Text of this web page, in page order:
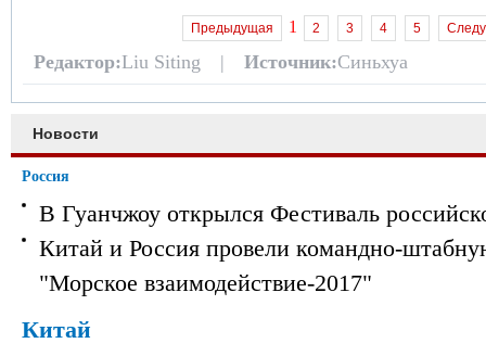
Предыдущая 1 2 3 4 5
Редактор:Liu Siting | Источник:Синьхуа
Новости
Россия
В Гуанчжоу открылся Фестиваль
Китай и Россия провели командно-
"Морское взаимодействие-2017"
Китай